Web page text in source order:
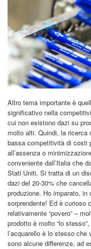
Altro tema importante è
significativo nella
cui non esistono dazi su
molto alti. Quindi, la ricerca
bassa competitività di costi
all’assenza o
conveniente dall’Italia che
Stati Uniti. Si tratta di un
dazi del 20-30% che
produzione. Ho imparato,
sorprendente! Ed è curioso
relativamente “povero” –
prodotto è molto “lo
l’acquarello è lo stesso
sono alcune differenze, ad